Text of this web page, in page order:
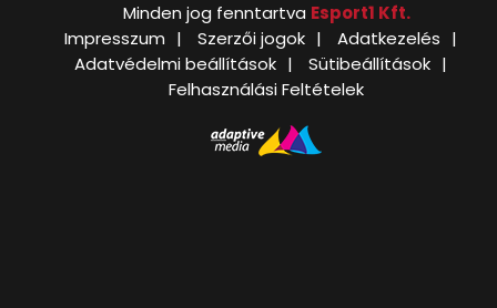
Minden jog fenntartva Esport1 Kft.
Impresszum
Szerzői jogok
Adatkezelés
Adatvédelmi beállítások
Sütibeállítások
Felhasználási Feltételek